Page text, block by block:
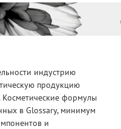
индустрию
продукцию
Косметические формулы
в Glossary, минимум
и